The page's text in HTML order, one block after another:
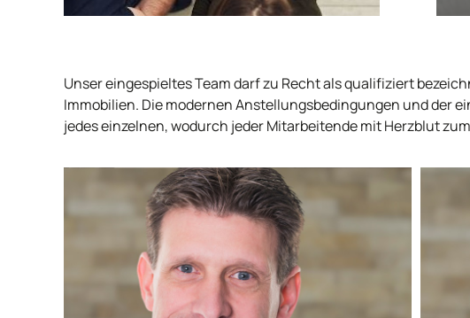
Unser eingespieltes Team darf zu Recht als qualifiziert
Immobilien. Die modernen Anstellungsbedingungen und der
jedes einzelnen, wodurch jeder Mitarbeitende mit Herzblut